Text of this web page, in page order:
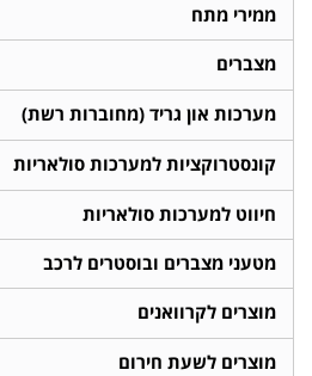
ממירי מתח
מצברים
מערכות און גריד (מחוברות רשת)
קונסטרוקציות למערכות סולאריות
חיווט למערכות סולאריות
מטעני מצברים ובוסטרים לרכב
מוצרים לקרוואנים
מוצרים לשעת חירום